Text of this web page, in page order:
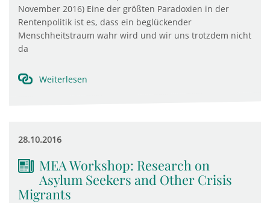
November 2016) Eine der größten Paradoxien in der
Rentenpolitik ist es, dass ein beglückender
Menschheitstraum wahr wird und wir uns trotzdem nicht
da
Weiterlesen
28.10.2016
MEA Workshop: Research on
Asylum Seekers and Other Crisis
Migrants